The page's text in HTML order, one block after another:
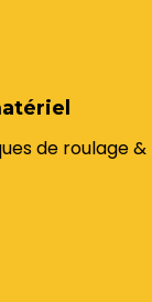
de roulage &